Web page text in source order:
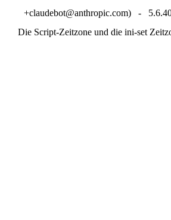
+claudebot@anthropic.com) -
Die Script-Zeitzone und die ini-set